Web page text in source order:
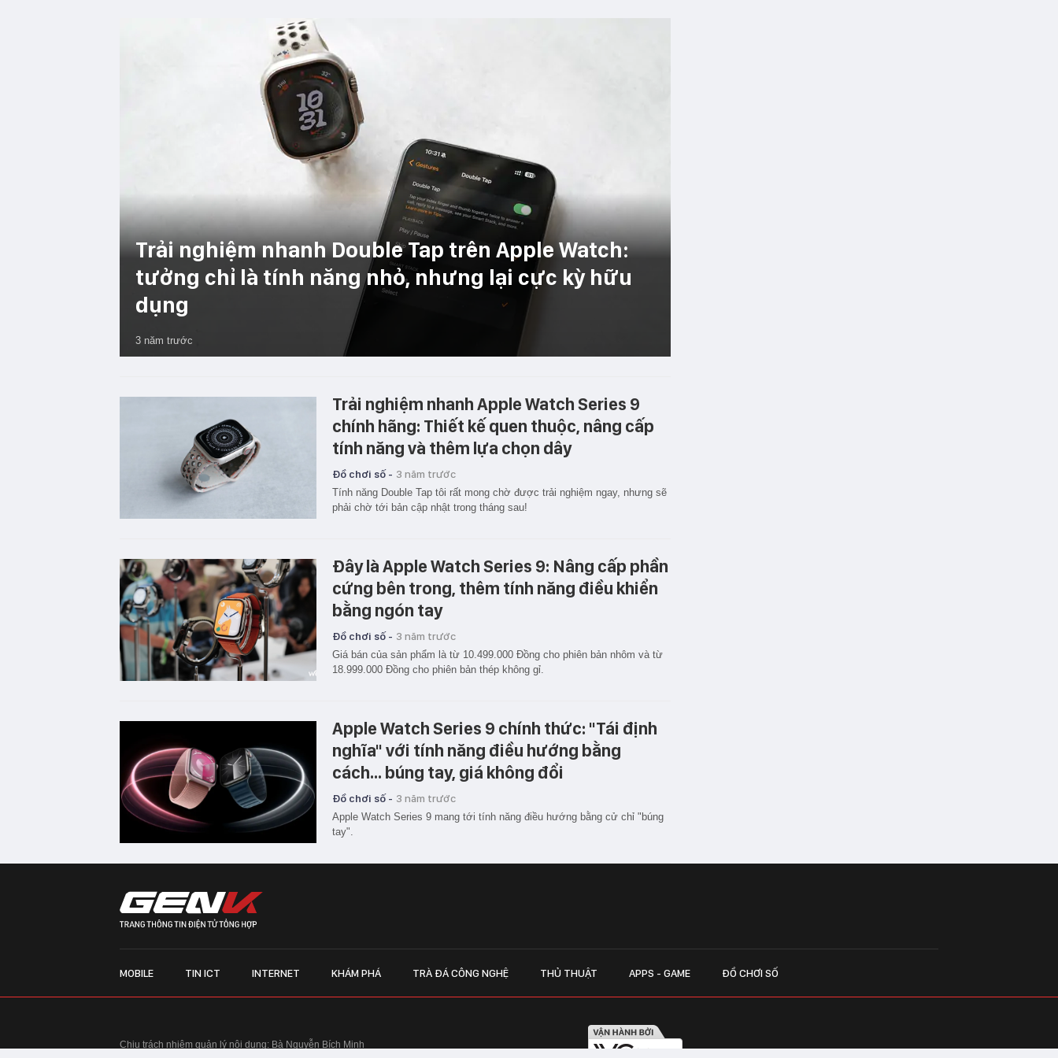
Trải nghiệm nhanh Double Tap trên Apple Watch:
tưởng chỉ là tính năng nhỏ, nhưng lại cực kỳ hữu
dụng
3 năm trước
Trải nghiệm nhanh Apple Watch Series 9
chính hãng: Thiết kế quen thuộc, nâng cấp
tính năng và thêm lựa chọn dây
Đồ chơi số - 3 năm trước
Tính năng Double Tap tôi rất mong chờ được trải nghiệm ngay, nhưng sẽ
phải chờ tới bản cập nhật trong tháng sau!
Đây là Apple Watch Series 9: Nâng cấp phần
cứng bên trong, thêm tính năng điều khiển
bằng ngón tay
Đồ chơi số - 3 năm trước
Giá bán của sản phẩm là từ 10.499.000 Đồng cho phiên bản nhôm và từ
18.999.000 Đồng cho phiên bản thép không gỉ.
Apple Watch Series 9 chính thức: "Tái định
nghĩa" với tính năng điều hướng bằng
cách... búng tay, giá không đổi
Đồ chơi số - 3 năm trước
Apple Watch Series 9 mang tới tính năng điều hướng bằng cử chỉ "búng
tay".
MOBILE TIN ICT INTERNET KHÁM PHÁ TRÀ ĐÁ CÔNG NGHỆ THỦ THUẬT APPS - GAME ĐỒ CHƠI SỐ
Chịu trách nhiệm quản lý nội dung: Bà Nguyễn Bích Minh